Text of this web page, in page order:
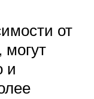
от
могут
и